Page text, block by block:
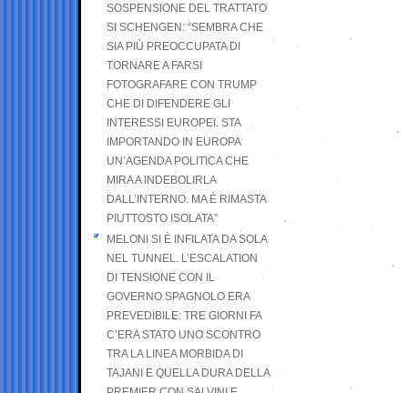
SOSPENSIONE DEL TRATTATO
SI SCHENGEN: “SEMBRA CHE
SIA PIÙ PREOCCUPATA DI
TORNARE A FARSI
FOTOGRAFARE CON TRUMP
CHE DI DIFENDERE GLI
INTERESSI EUROPEI. STA
IMPORTANDO IN EUROPA
UN’AGENDA POLITICA CHE
MIRA A INDEBOLIRLA
DALL’INTERNO. MA È RIMASTA
PIUTTOSTO ISOLATA”
MELONI SI È INFILATA DA SOLA
NEL TUNNEL. L’ESCALATION
DI TENSIONE CON IL
GOVERNO SPAGNOLO ERA
PREVEDIBILE: TRE GIORNI FA
C’ERA STATO UNO SCONTRO
TRA LA LINEA MORBIDA DI
TAJANI E QUELLA DURA DELLA